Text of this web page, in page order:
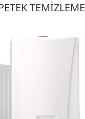
TEMIZLEME